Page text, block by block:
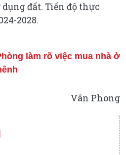
đất. Tiến độ thực
2028.
làm rõ việc mua nhà ở
Vân Phong